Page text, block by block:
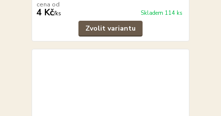
cena od
4 Kč/ks Skladem 114 ks
Zvolit variantu